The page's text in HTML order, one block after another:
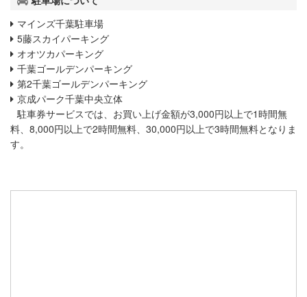
マインズ千葉駐車場
5藤スカイパーキング
オオツカパーキング
千葉ゴールデンパーキング
第2千葉ゴールデンパーキング
京成パーク千葉中央立体
駐車券サービスでは、お買い上げ金額が3,000円以上で1時間無
料、8,000円以上で2時間無料、30,000円以上で3時間無料となりま
す。